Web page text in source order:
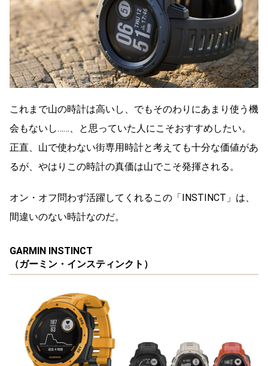
これまで山の時計は高いし、でもそのわりにあまり使う機
会もないし……、と思っていた人にこそおすすめしたい。
正直、山で使わない街専用時計と考えても十分な価値があ
るが、やはりこの時計の真価は山でこそ発揮される。
オン・オフ問わず活躍してくれるこの「INSTINCT」は、
間違いのない時計なのだ。
GARMIN INSTINCT
（ガーミン・インスティンクト）